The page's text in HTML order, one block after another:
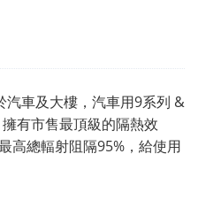
汽車及大樓，汽車用9系列 &
有市售最頂級的隔熱效
高總輻射阻隔95% ，給使用